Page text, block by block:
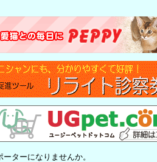
ターになりませんか。